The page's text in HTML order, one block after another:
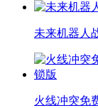
未来机器人
火线冲突免